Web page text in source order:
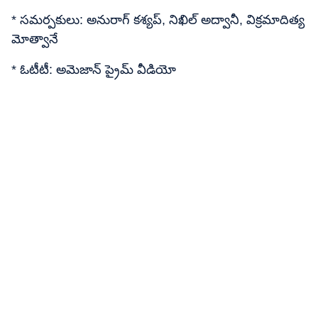
* సమర్పకులు: అనురాగ్ కశ్యప్, నిఖిల్ అద్వానీ, విక్రమాదిత్య
మోత్వానే
* ఓటీటీ: అమెజాన్ ప్రైమ్ వీడియో